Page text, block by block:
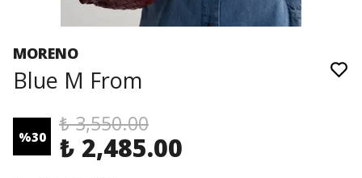
MORENO
Blue M From
%30
₺ 3,550.00
₺ 2,485.00